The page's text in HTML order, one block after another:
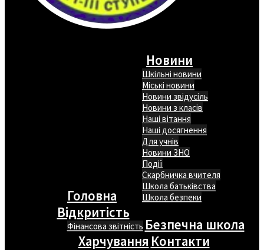
Головна
Новини
Шкільні новини
Міські новини
Новини звідусіль
Новини з класів
Наші вітання
Наші досягнення
Для учнів
Новини ЗНО
Події
Скарбничка вчителя
Школа батьківства
Школа безпеки
Відкритість
Фінансова звітність Безпечна школа
Харчування Контакти